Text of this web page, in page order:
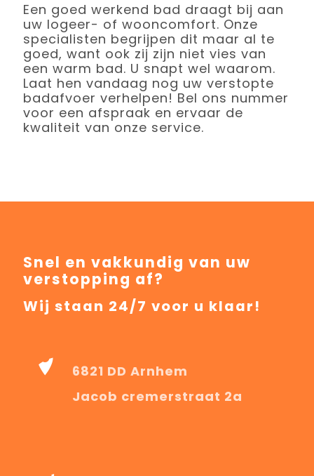
Een goed werkend bad draagt bij aan
uw logeer- of wooncomfort. Onze
specialisten begrijpen dit maar al te
goed, want ook zij zijn niet vies van
een warm bad. U snapt wel waarom.
Laat hen vandaag nog uw verstopte
badafvoer verhelpen! Bel ons nummer
voor een afspraak en ervaar de
kwaliteit van onze service.
Snel en vakkundig van uw
verstopping af?
Wij staan 24/7 voor u klaar!
6821 DD Arnhem
Jacob cremerstraat 2a